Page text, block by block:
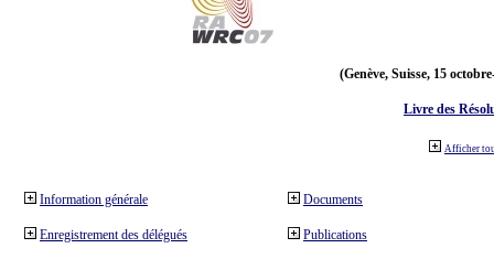
(Genève, Suisse, 15
Livre des
Afficher
Information générale
Enregistrement des délégués
Documents
Publications